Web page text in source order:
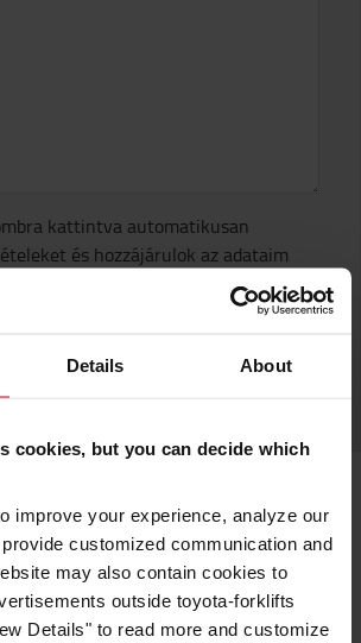
Details About
cookies, but you can decide which
improve your experience, analyze our
customized communication and
may also contain cookies to
outside toyota-forklifts
Details" to read more and customize
kattintva automatikusan
és hozzájárulok az adataim
Általános Szerződési Feltételek
szerint, valamint elfogadom az
könnyedén megtalálhatja